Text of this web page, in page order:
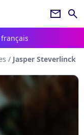
newsletter search
/ Jasper Steverlinck